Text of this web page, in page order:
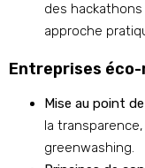
des
approche
Entreprises
Mise au point
la
greenwashing.